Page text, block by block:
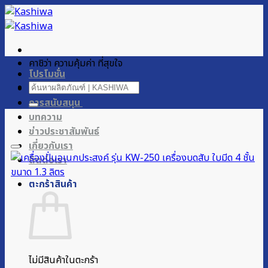
ข้าม
ไป
เนื้อหา
โปรโมชั่น
ผลิตภัณฑ์ของเรา
การสนับสนุน
บทความ
ข่าวประชาสัมพันธ์
เกี่ยวกับเรา
ติดต่อเรา
ตะกร้าสินค้า
ไม่มีสินค้าในตะกร้า
คาชิว่า ความคุ้มค่า ที่สุขใจ
ค้นหา: